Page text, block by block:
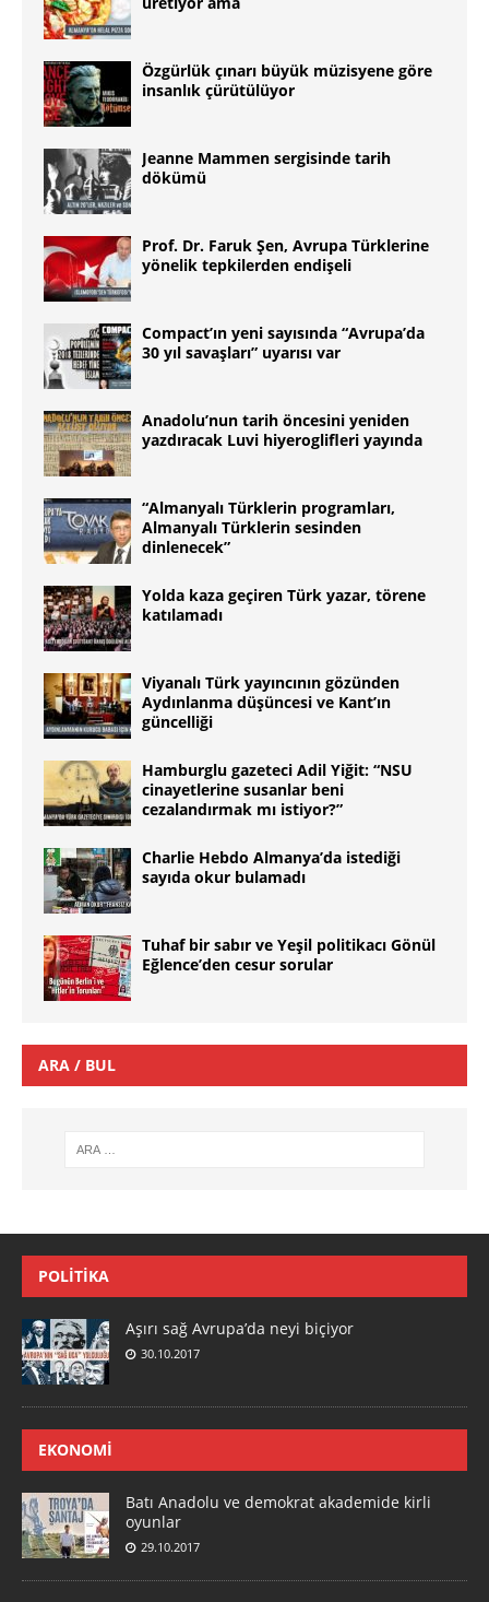
Özgürlük çınarı büyük müzisyene göre
insanlık çürütülüyor
Jeanne Mammen sergisinde tarih
dökümü
Prof. Dr. Faruk Şen, Avrupa Türklerine
yönelik tepkilerden endişeli
Compact’ın yeni sayısında “Avrupa’da
30 yıl savaşları” uyarısı var
Anadolu’nun tarih öncesini yeniden
yazdıracak Luvi hiyeroglifleri yayında
“Almanyalı Türklerin programları,
Almanyalı Türklerin sesinden
dinlenecek”
Yolda kaza geçiren Türk yazar, törene
katılamadı
Viyanalı Türk yayıncının gözünden
Aydınlanma düşüncesi ve Kant’ın
güncelliği
Hamburglu gazeteci Adil Yiğit: “NSU
cinayetlerine susanlar beni
cezalandırmak mı istiyor?”
Charlie Hebdo Almanya’da istediği
sayıda okur bulamadı
Tuhaf bir sabır ve Yeşil politikacı Gönül
Eğlence’den cesur sorular
ARA / BUL
POLITIKA
Aşırı sağ Avrupa’da neyi biçiyor
30.10.2017
EKONOMI
Batı Anadolu ve demokrat akademide kirli
oyunlar
29.10.2017